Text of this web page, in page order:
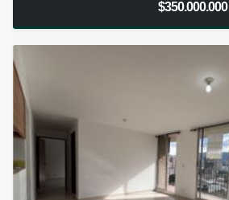
$350.000.000